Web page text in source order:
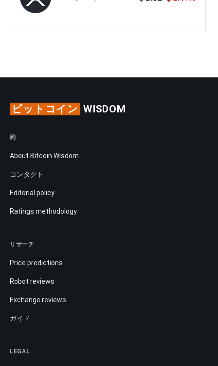
ビットコイン WISDOM
約
About Bitcoin Wisdom
コンタクト
Editorial policy
Ratings methodology
リサーチ
Price predictions
Robot reviews
Exchange reviews
ガイド
LEGAL